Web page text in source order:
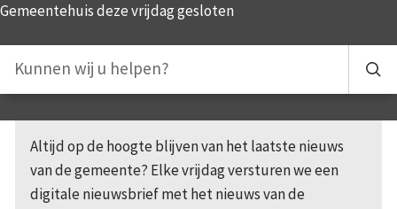
Gemeentehuis deze vrijdag gesloten
Altijd op de hoogte blijven van het laatste nieuws
van de gemeente? Elke vrijdag versturen we een
digitale nieuwsbrief met het nieuws van de